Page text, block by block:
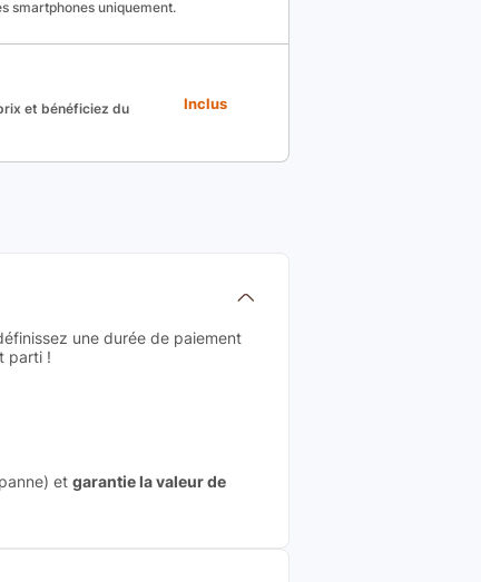
smartphones uniquement.
et bénéficiez du
Inclus
une durée de paiement
parti !
et garantie la valeur de